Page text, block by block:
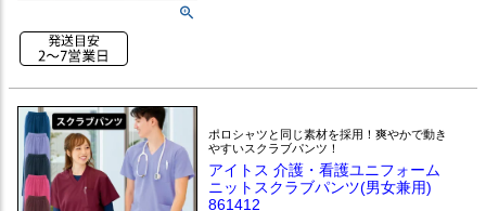
ポロシャツと同じ素材を採用！爽やかで動き
やすいスクラブパンツ！
アイトス 介護・看護ユニフォーム
ニットスクラブパンツ(男女兼用)
861412